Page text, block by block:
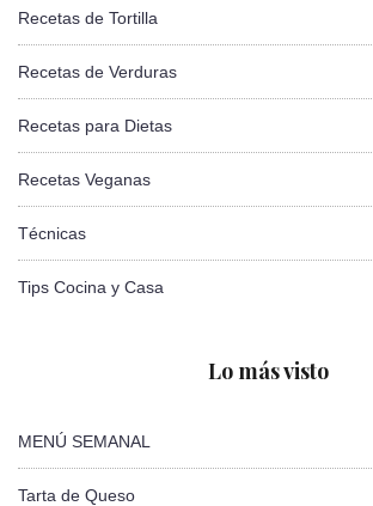
Recetas de Tortilla
Recetas de Verduras
Recetas para Dietas
Recetas Veganas
Técnicas
Tips Cocina y Casa
Lo más visto
MENÚ SEMANAL
Tarta de Queso